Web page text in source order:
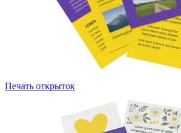
Печать открыток